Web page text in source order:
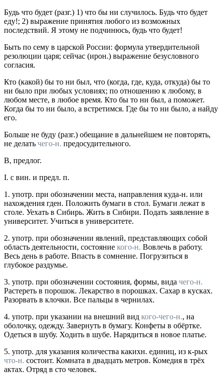
Будь что будет (разг.) 1) что бы ни случилось. Будь что будет
еду!; 2) выражение принятия любого из возможных
последствий. Я этому не подчинюсь, будь что будет!
Быть по сему в царской России: формула утвердительной
резолюции царя; сейчас (ирон.) выражение безусловного
согласия.
Кто (какой) бы то ни был, что (когда, где, куда, откуда) бы то
ни было при любых условиях; по отношению к любому, в
любом месте, в любое время. Кто бы то ни был, а поможет.
Когда бы то ни было, а встретимся. Где бы то ни было, а найду
его.
Больше не буду (разг.) обещание в дальнейшем не повторять,
не делать чего-н. предосудительного.
В, предлог.
I. с вин. и предл. п.
1. употр. при обозначении места, направления куда-н. или
нахождения гден. Положить бумаги в стол. Бумаги лежат в
столе. Уехать в Сибирь. Жить в Сибири. Подать заявление в
университет. Учиться в университете.
2. употр. при обозначении явлений, представляющих собой
область деятельности, состояние кого-н. Вовлечь в работу.
Весь день в работе. Впасть в сомнение. Погрузиться в
глубокое раздумье.
3. употр. при обозначении состояния, формы, вида чего-н.
Растереть в порошок. Лекарство в порошках. Сахар в кусках.
Разорвать в клочки. Все пальцы в чернилах.
4. употр. при указании на внешний вид кого-чего-н., на
оболочку, одежду. Завернуть в бумагу. Конфеты в обёртке.
Одеться в шубу. Ходить в шубе. Нарядиться в новое платье.
5. употр. для указания количества какихн. единиц, из к-рых
что-н. состоит. Комната в двадцать метров. Комедия в трёх
актах. Отряд в сто человек.